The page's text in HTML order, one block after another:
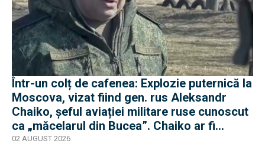
Într-un colț de cafenea: Explozie puternică la
Moscova, vizat fiind gen. rus Aleksandr
Chaiko, șeful aviației militare ruse cunoscut
ca „măcelarul din Bucea”. Chaiko ar fi
supraviețuit
02 AUGUST 2026